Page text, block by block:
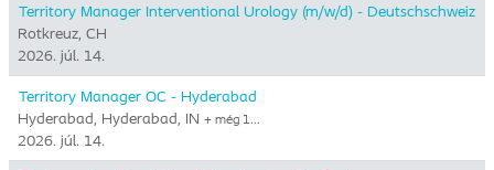
Territory Manager Interventional Urology (m/w/d) - Deutschschweiz
Rotkreuz, CH
2026. júl. 14.
Territory Manager OC - Hyderabad
Hyderabad, Hyderabad, IN + még 1…
2026. júl. 14.